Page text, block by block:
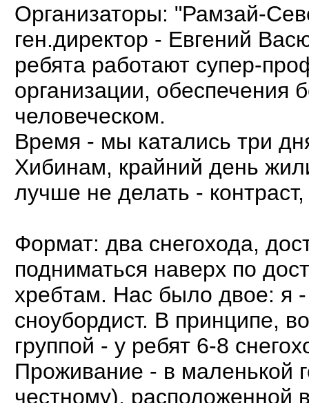
Организаторы: "Рамзай-
ген.директор - Евгений
ребята работают супер-
организации, обеспечения
человеческом.
Время - мы катались три
Хибинам, крайний день
лучше не делать -
Формат: два снегохода,
подниматься наверх по
хребтам. Нас было двое: я
сноубордист. В принципе,
группой - у ребят 6-8
Проживание - в маленькой
честному), расположенной